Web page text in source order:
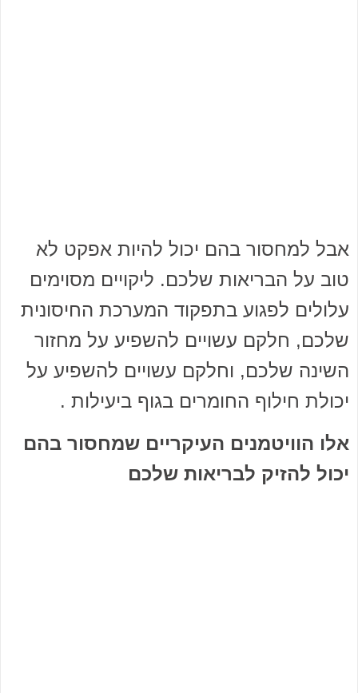
אבל למחסור בהם יכול להיות אפקט לא
טוב על הבריאות שלכם. ליקויים מסוימים
עלולים לפגוע בתפקוד המערכת החיסונית
שלכם, חלקם עשויים להשפיע על מחזור
השינה שלכם, וחלקם עשויים להשפיע על
יכולת חילוף החומרים בגוף ביעילות .
אלו הוויטמנים העיקריים שמחסור בהם
יכול להזיק לבריאות שלכם